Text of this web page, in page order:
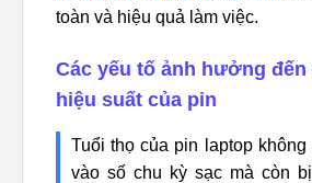
toàn và hiệu quả làm việc.
Các yếu tố ảnh hưởng
hiệu suất của pin
Tuổi thọ của pin laptop không
vào số chu kỳ sạc mà còn